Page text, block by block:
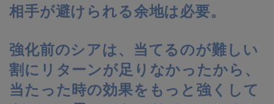
相手が避けられる余地は必要。
強化前のシアは、当てるのが難しい
割にリターンが足りなかったから、
当たった時の効果をもっと強くして